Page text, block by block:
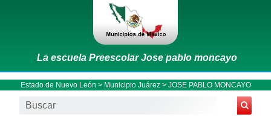
La escuela Preescolar Jose pablo moncayo
Estado de Nuevo León > Municipio Juárez> JOSE PABLO MONCAYO